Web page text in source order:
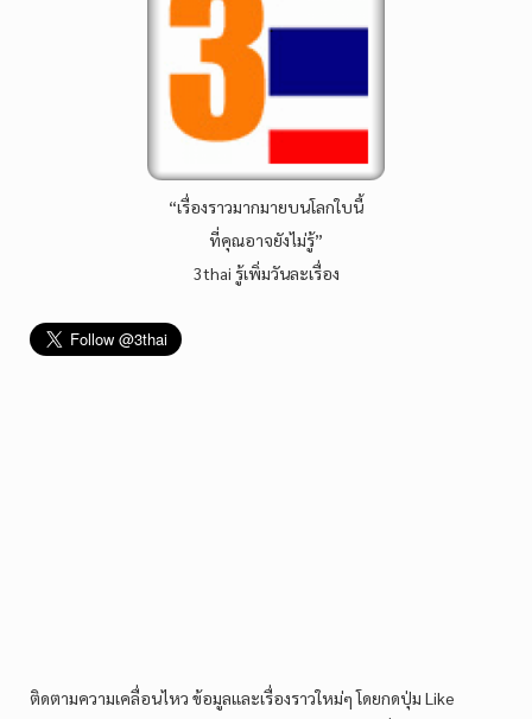
“เรื่องราวมากมายบนโลกใบนี้
ที่คุณอาจยังไม่รู้”
3thai รู้เพิ่มวันละเรื่อง
ติดตามความเคลื่อนไหว ข้อมูลและเรื่องราวใหม่ๆ โดยกดปุ่ม Like